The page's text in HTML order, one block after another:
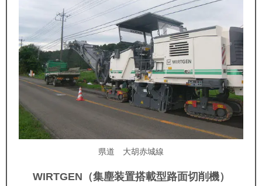
県道 大胡赤城線
WIRTGEN （集塵装置搭載型路面切削機）